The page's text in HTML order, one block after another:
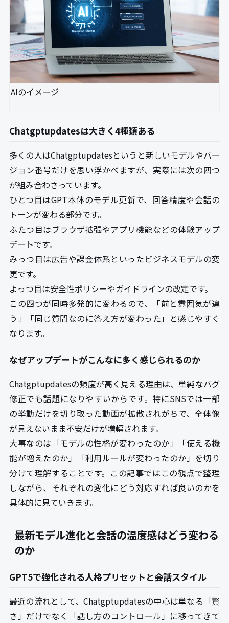
AIのイメージ
Chatgptupdatesは大きく4種類ある
多くの人はChatgptupdatesというと新しいモデルやバー
ジョン番号だけを思い浮かべますが、実際には次の四つ
が組み合わさっています。
ひとつ目はGPT本体のモデル更新で、回答精度や会話の
トーンが変わる部分です。
ふたつ目はブラウザ拡張やアプリ機能などの体験アップ
デートです。
みっつ目は広告や課金体系といったビジネスモデルの変
更です。
よっつ目は安全性ポリシーやガイドラインの改定です。
この四つが同時多発的に変わるので、「前と雰囲気が違
う」「同じ質問なのに答え方が変わった」と感じやすく
なります。
なぜアップデートがこんなに多く感じられるのか
Chatgptupdatesの頻度が高く見える理由は、単純なバグ
修正でも話題になりやすいからです。特にSNSでは一部
の挙動だけを切り取った動画が拡散されがちで、全体像
が見えないまま不安だけが増幅されます。
大事なのは「モデルの性格が変わったのか」「使える機
能が増えたのか」「利用ルールが変わったのか」を切り
分けて理解することです。この記事ではこの観点で整理
しながら、それぞれの変化にどう対応すれば良いのかを
具体的に見ていきます。
最新モデル進化と会話の温度感はどう変わる
のか
GPT5で強化される人格プリセットと会話スタイル
最近の流れとして、Chatgptupdatesの中心は単なる「賢
さ」だけでなく「話し方のコントロール」に移ってきて